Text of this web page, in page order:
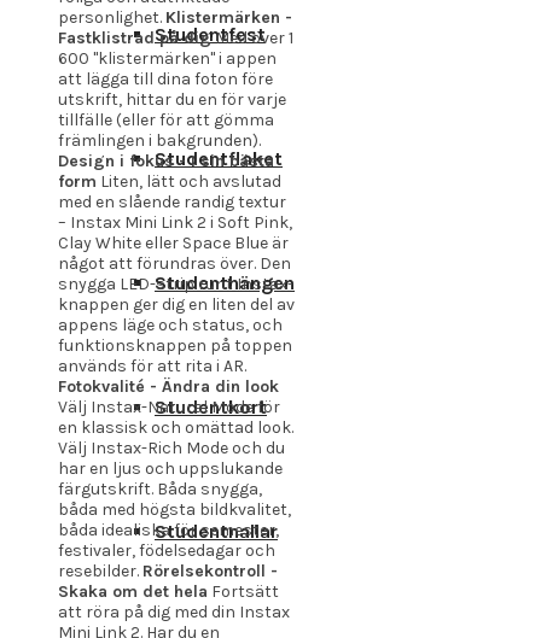
Studentfest
Studentflaket
Studenthängen
Studentkort
Studentnallar
personlighet. Klistermärken -
Fastklistrad på digMed över 1
600 "klistermärken" i appen
att lägga till dina foton före
utskrift, hittar du en för varje
tillfälle (eller för att gömma
främlingen i bakgrunden).
Design i fokus - I sin bästa
form Liten, lätt och avslutad
med en slående randig textur
– Instax Mini Link 2 i Soft Pink,
Clay White eller Space Blue är
något att förundras över. Den
snygga LED-strip runt Instax-
knappen ger dig en liten del av
appens läge och status, och
funktionsknappen på toppen
används för att rita i AR.
Fotokvalité - Ändra din look
Välj Instax-Natural Mode för
en klassisk och omättad look.
Välj Instax-Rich Mode och du
har en ljus och uppslukande
färgutskrift. Båda snygga,
båda med högsta bildkvalitet,
båda idealiska för semester,
festivaler, födelsedagar och
resebilder. Rörelsekontroll -
Skaka om det hela Fortsätt
att röra på dig med din Instax
Mini Link 2. Har du en